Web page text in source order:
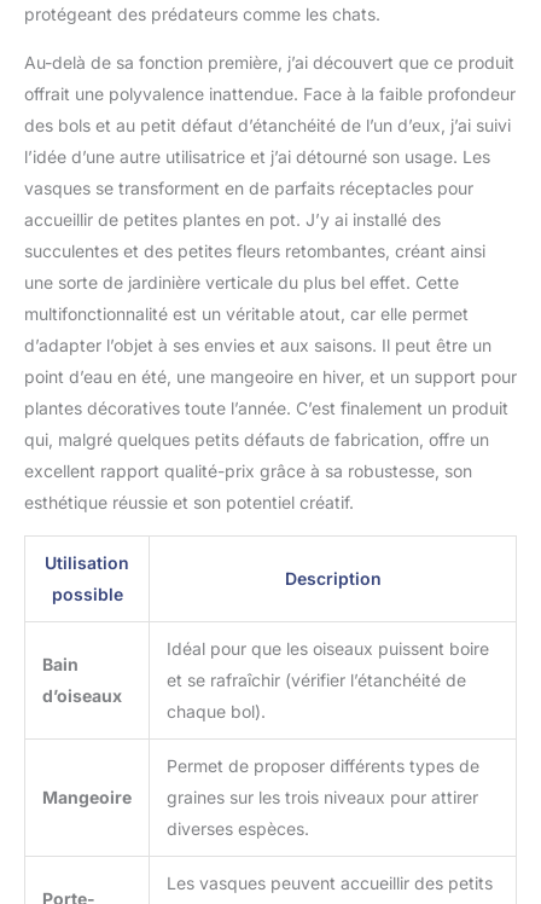
protégeant des prédateurs comme les chats.
Au-delà de sa fonction première, j’ai découvert que ce produit
offrait une polyvalence inattendue. Face à la faible profondeur
des bols et au petit défaut d’étanchéité de l’un d’eux, j’ai suivi
l’idée d’une autre utilisatrice et j’ai détourné son usage. Les
vasques se transforment en de parfaits réceptacles pour
accueillir de petites plantes en pot. J’y ai installé des
succulentes et des petites fleurs retombantes, créant ainsi
une sorte de jardinière verticale du plus bel effet. Cette
multifonctionnalité est un véritable atout, car elle permet
d’adapter l’objet à ses envies et aux saisons. Il peut être un
point d’eau en été, une mangeoire en hiver, et un support pour
plantes décoratives toute l’année. C’est finalement un produit
qui, malgré quelques petits défauts de fabrication, offre un
excellent rapport qualité-prix grâce à sa robustesse, son
esthétique réussie et son potentiel créatif.
Utilisation
possible
Description
Bain
d’oiseaux
Idéal pour que les oiseaux puissent boire
et se rafraîchir (vérifier l’étanchéité de
chaque bol).
Mangeoire
Permet de proposer différents types de
graines sur les trois niveaux pour attirer
diverses espèces.
Porte-
Les vasques peuvent accueillir des petits